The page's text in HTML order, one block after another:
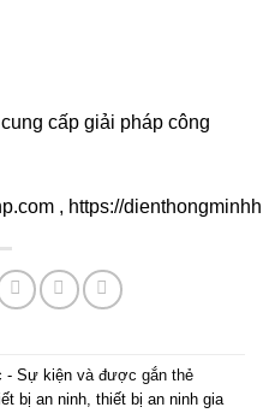
cấp giải pháp công
, https://
- Sự kiện và được gắn thẻ
bị an ninh thiết bị an ninh gia